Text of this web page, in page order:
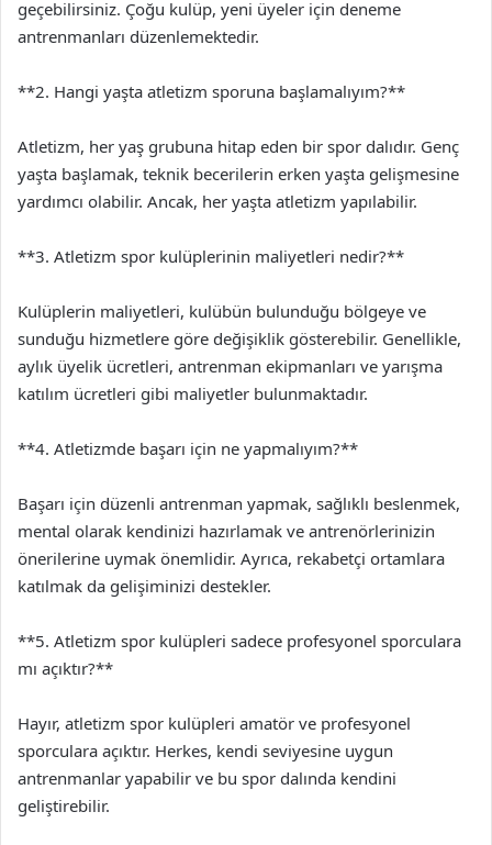
geçebilirsiniz. Çoğu kulüp, yeni üyeler için deneme
antrenmanları düzenlemektedir.
**2. Hangi yaşta atletizm sporuna başlamalıyım?**
Atletizm, her yaş grubuna hitap eden bir spor dalıdır. Genç
yaşta başlamak, teknik becerilerin erken yaşta gelişmesine
yardımcı olabilir. Ancak, her yaşta atletizm yapılabilir.
**3. Atletizm spor kulüplerinin maliyetleri nedir?**
Kulüplerin maliyetleri, kulübün bulunduğu bölgeye ve
sunduğu hizmetlere göre değişiklik gösterebilir. Genellikle,
aylık üyelik ücretleri, antrenman ekipmanları ve yarışma
katılım ücretleri gibi maliyetler bulunmaktadır.
**4. Atletizmde başarı için ne yapmalıyım?**
Başarı için düzenli antrenman yapmak, sağlıklı beslenmek,
mental olarak kendinizi hazırlamak ve antrenörlerinizin
önerilerine uymak önemlidir. Ayrıca, rekabetçi ortamlara
katılmak da gelişiminizi destekler.
**5. Atletizm spor kulüpleri sadece profesyonel sporculara
mı açıktır?**
Hayır, atletizm spor kulüpleri amatör ve profesyonel
sporculara açıktır. Herkes, kendi seviyesine uygun
antrenmanlar yapabilir ve bu spor dalında kendini
geliştirebilir.